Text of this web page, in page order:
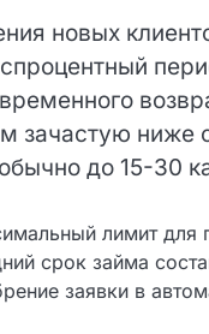
новых
зачастую ниже
лимит для
срок займа